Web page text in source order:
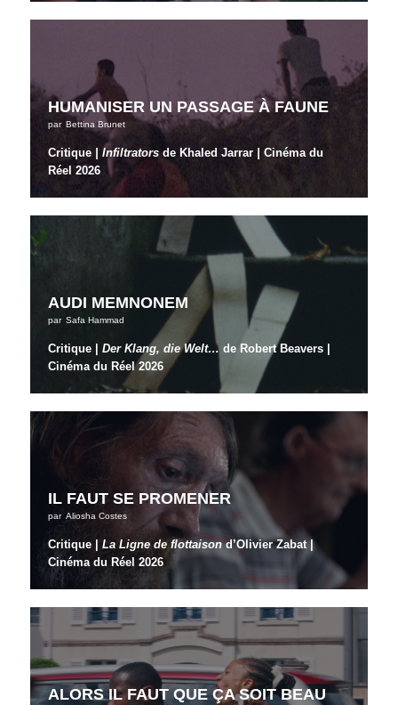
HUMANISER UN PASSAGE À FAUNE
par Bettina Brunet
Critique | Infiltratorsde Khaled Jarrar
Cinéma du
Réel 2026
AUDI MEMNONEM
par Safa Hammad
Critique | Der Klang, die Welt… de Robert Beavers
Cinéma du Réel 2026
IL FAUT SE PROMENER
par Aliosha Costes
Critique | La Ligne de flottaisond’Olivier Zabat |
Cinéma du Réel 2026
ALORS IL FAUT QUE ÇA SOIT BEAU